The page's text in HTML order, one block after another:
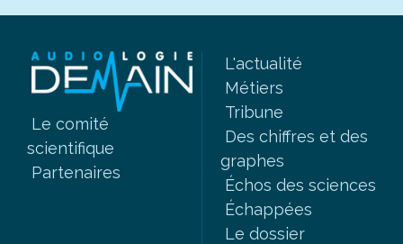
Le comité
scientifique
Partenaires
L'actualité
Métiers
Tribune
Des chiffres et des
graphes
Échos des sciences
Échappées
Le dossier